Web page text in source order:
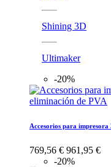
Shining 3D
Ultimaker
-20%
Accesorios para
769,56 € 961,95 €
-20%